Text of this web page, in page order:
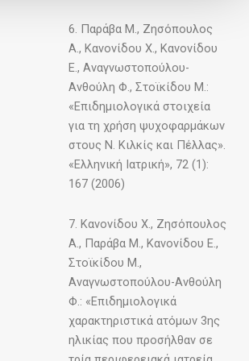
6. Παράβα Μ., Ζησόπουλος
Α., Κανονίδου Χ., Κανονίδου
Ε., Αναγνωστοπούλου-
Ανθούλη Φ., Στοϊκίδου Μ.:
«Επιδημιολογικά στοιχεία
για τη χρήση ψυχοφαρμάκων
στους Ν. Κιλκίς και Πέλλας».
«Ελληνική Ιατρική», 72 (1):
167 (2006)
7. Κανονίδου Χ., Ζησόπουλος
Α., Παράβα Μ., Κανονίδου Ε.,
Στοϊκίδου Μ.,
Αναγνωστοπούλου-Ανθούλη
Φ.: «Επιδημιολογικά
χαρακτηριστικά ατόμων 3ης
ηλικίας που προσήλθαν σε